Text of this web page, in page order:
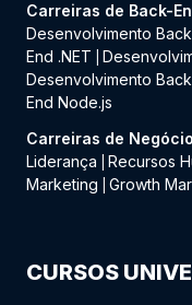
Carreiras de Back-
Desenvolvimento
End .NET
Desenvolvimento
End Node.js
Carreiras de
Liderança
Recursos
Marketing
Growth
CURSOS